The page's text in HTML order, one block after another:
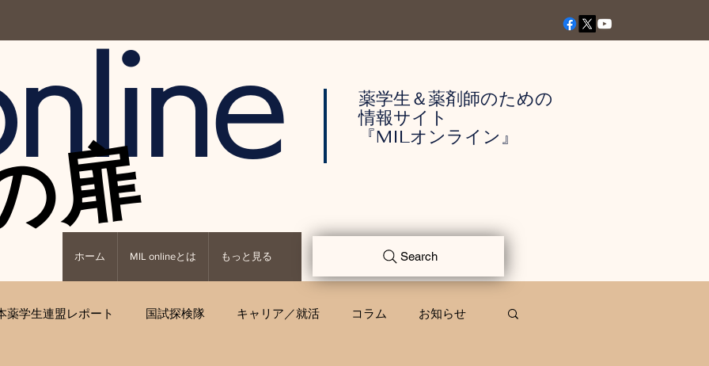
扉
扉
ホーム MIL onlineとは もっと見る
薬学生＆薬剤師のための
情報サイト
『MILオンライン』
Search
薬学生連盟レポート 国試探検隊 キャリア／就活 コラム お知らせ